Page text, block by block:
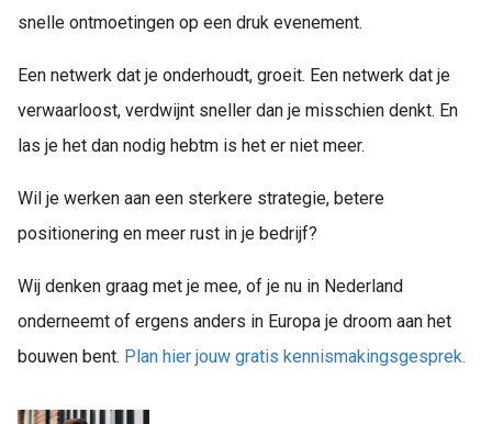
snelle ontmoetingen op een druk evenement.
Een netwerk dat je onderhoudt, groeit. Een netwerk dat je
verwaarloost, verdwijnt sneller dan je misschien denkt. En
las je het dan nodig hebtm is het er niet meer.
Wil je werken aan een sterkere strategie, betere
positionering en meer rust in je bedrijf?
Wij denken graag met je mee, of je nu in Nederland
onderneemt of ergens anders in Europa je droom aan het
bouwen bent. Plan hier jouw gratis kennismakingsgesprek.